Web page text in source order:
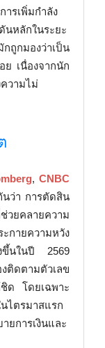
ารเพิ่มกำลัง
นหลักในระยะ
กมองว่าเป็น
เนื่องจากนัก
วามไม่
, CNBC
นว่า การตัดสิน
วยคลายความ
กายความหวัง
งขึ้นในปี 2569
ดตามตัวเลข
ด โดยเฉพาะ
นไตรมาสแรก
ยการเงินและ